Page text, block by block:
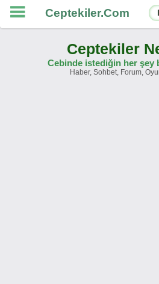
Ceptekiler.Com
Ceptekiler
Cebinde istediğin her şey
Haber, Sohbet, Forum,